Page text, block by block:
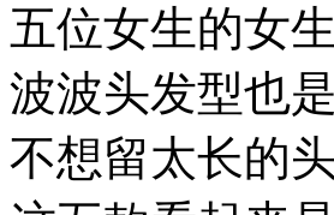
五位女生的女生
波波头发型也
不想留太长的